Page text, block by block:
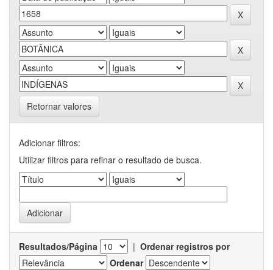
Retornar valores
Adicionar filtros:
Utilizar filtros para refinar o resultado de busca.
Resultados/Página | Ordenar registros por
Ordenar